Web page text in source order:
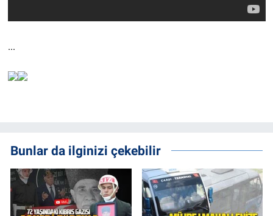
...
Bunlar da ilginizi çekebilir